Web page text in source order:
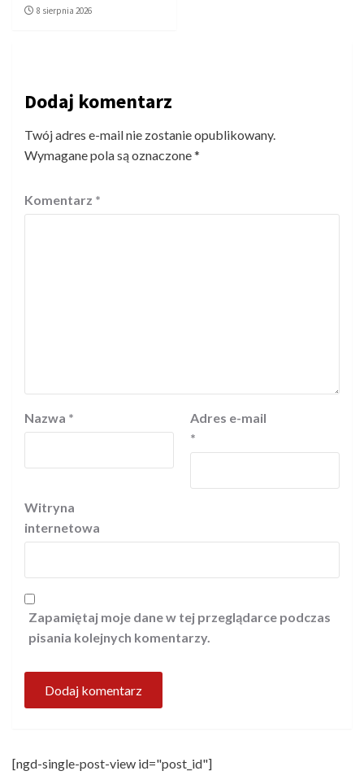
8 sierpnia 2026
Dodaj komentarz
Twój adres e-mail nie zostanie opublikowany.
Wymagane pola są oznaczone*
Komentarz *
Nazwa *
Adres e-mail
*
Witryna
internetowa
Zapamiętaj moje dane w tej przeglądarce podczas
pisania kolejnych komentarzy.
[ngd-single-post-view id="post_id"]